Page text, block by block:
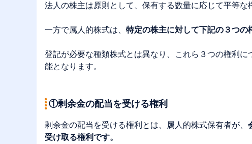
法人の株主は原則として、保有する数量に応じて平等な
一方で属人的株式は、 特定の株主に対して下記の３つの
登記が必要な種類株式とは異なり、これら３つの権利
能となります。
①剰余金の配当を受ける権利
剰余金の配当を受ける権利とは、属人的株式保有者が、
受け取る権利です。